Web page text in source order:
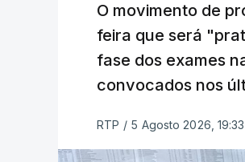
O movimento de
feira que será
fase dos exames
convocados nos
RTP / 5 Agosto 2026, 19:33